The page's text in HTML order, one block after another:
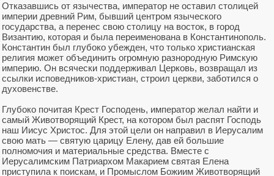
Отказавшись от язычества, император не оставил столицей
империи древний Рим, бывший центром языческого
государства, а перенес свою столицу на восток, в город
Византию, которая и была переименована в Константинополь.
Константин был глубоко убежден, что только христианская
религия может объединить огромную разнородную Римскую
империю. Он всячески поддерживал Церковь, возвращал из
ссылки исповедников-христиан, строил церкви, заботился о
духовенстве.
Глубоко почитая Крест Господень, император желал найти и
самый Животворящий Крест, на котором был распят Господь
наш Иисус Христос. Для этой цели он направил в Иерусалим
свою мать — святую царицу Елену, дав ей большие
полномочия и материальные средства. Вместе с
Иерусалимским Патриархом Макарием святая Елена
приступила к поискам, и Промыслом Божиим Животворящий